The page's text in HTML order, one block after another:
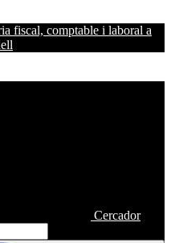
Cercador